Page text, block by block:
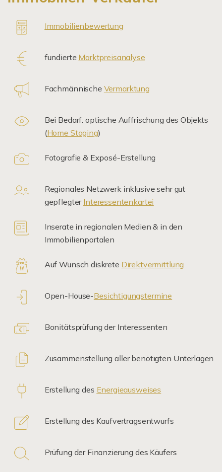
Immobilienbewertung
fundierte Marktpreisanalyse
Fachmännische Vermarktung
Bei Bedarf: optische Auffrischung des Objekts
(Home Staging)
Fotografie & Exposé-Erstellung
Regionales Netzwerk inklusive sehr gut
gepflegter Interessentenkartei
Inserate in regionalen Medien & in den
Immobilienportalen
Auf Wunsch diskrete Direktvermittlung
Open-House-Besichtigungstermine
Bonitätsprüfung der Interessenten
Zusammenstellung aller benötigten Unterlagen
Erstellung des Energieausweises
Erstellung des Kaufvertragsentwurfs
Prüfung der Finanzierung des Käufers